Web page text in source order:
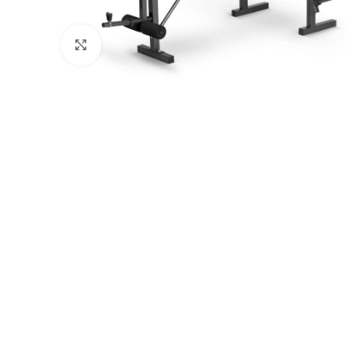
Натисніть, щоб збільшити